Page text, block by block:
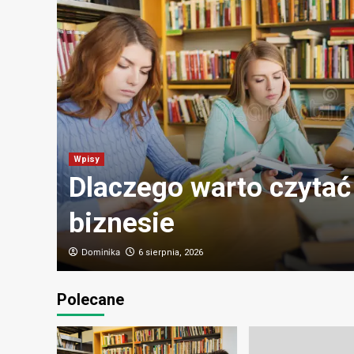
Wpisy
Dlaczego warto
biznesie
Dominika 6 sierpnia, 2026
Polecane